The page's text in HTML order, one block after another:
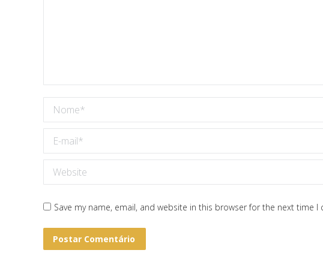
Nome *
E-mail *
Website
Save my name, email, and website in this browser for the next time I
Postar Comentário